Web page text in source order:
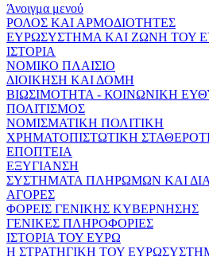
Άνοιγμα μενού
ΡΟΛΟΣ ΚΑΙ ΑΡΜΟΔΙΟΤΗΤΕΣ
ΕΥΡΩΣΥΣΤΗΜΑ ΚΑΙ ΖΩΝΗ ΤΟΥ
ΙΣΤΟΡΙΑ
ΝΟΜΙΚΟ ΠΛΑΙΣΙΟ
ΔΙΟΙΚΗΣΗ ΚΑΙ ΔΟΜΗ
ΒΙΩΣΙΜΟΤΗΤΑ - ΚΟΙΝΩΝΙΚΗ
ΠΟΛΙΤΙΣΜΟΣ
ΝΟΜΙΣΜΑΤΙΚΗ ΠΟΛΙΤΙΚΗ
ΧΡΗΜΑΤΟΠΙΣΤΩΤΙΚΗ
ΕΠΟΠΤΕΙΑ
ΕΞΥΓΙΑΝΣΗ
ΣΥΣΤΗΜΑΤΑ ΠΛΗΡΩΜΩΝ ΚΑΙ
ΑΓΟΡΕΣ
ΦΟΡΕΙΣ ΓΕΝΙΚΗΣ ΚΥΒΕΡΝΗΣΗΣ
ΓΕΝΙΚΕΣ ΠΛΗΡΟΦΟΡΙΕΣ
ΙΣΤΟΡΙΑ ΤΟΥ ΕΥΡΩ
Η ΣΤΡΑΤΗΓΙΚΗ ΤΟΥ